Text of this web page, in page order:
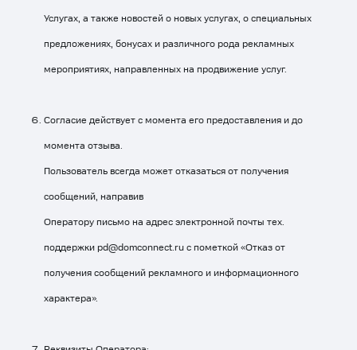
Услугах, а также новостей о новых услугах, о специальных
предложениях, бонусах и различного рода рекламных
мероприятиях, направленных на продвижение услуг.
Согласие действует с момента его предоставления и до
момента отзыва.
Пользователь всегда может отказаться от получения
сообщений, направив
Оператору письмо на адрес электронной почты тех.
поддержки pd@domconnect.ru с пометкой «Отказ от
получения сообщений рекламного и информационного
характера».